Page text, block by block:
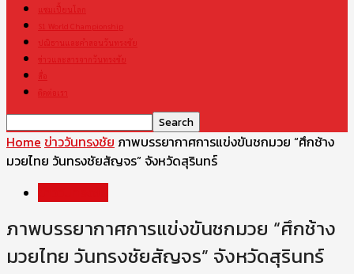
แชมเปี้ยนโลก
S1 World Championship
ปณิธานและคำสอนวันทรงชัย
ข่าวและสารจากวันทรงชัย
สื่อ
ติดต่อเรา
Home ข่าววันทรงชัย ภาพบรรยากาศการแข่งขันชกมวย “ศึกช้าง
มวยไทย วันทรงชัยสัญจร” จังหวัดสุรินทร์
ภาพบรรยากาศการแข่งขันชกมวย “ศึกช้าง
มวยไทย วันทรงชัยสัญจร” จังหวัดสุรินทร์